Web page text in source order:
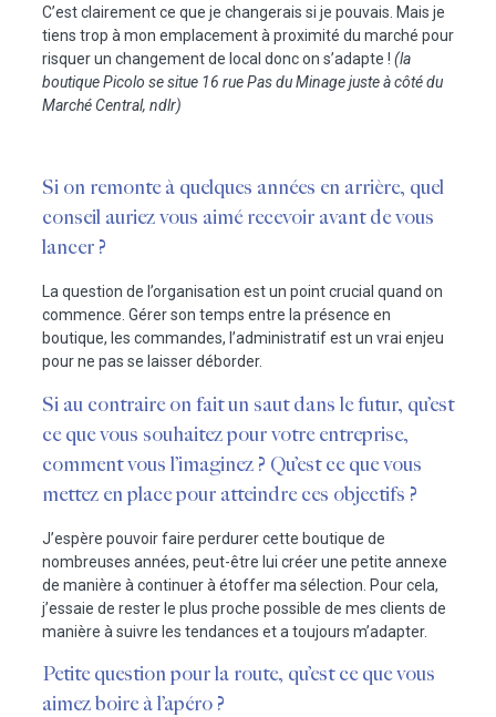
C’est clairement ce que je changerais si je pouvais. Mais je
tiens trop à mon emplacement à proximité du marché pour
risquer un changement de local donc on s’adapte ! (la
boutique Picolo se situe 16 rue Pas du Minage juste à côté du
Marché Central, ndlr)
Si on remonte à quelques années en arrière, quel
conseil auriez vous aimé recevoir avant de vous
lancer ?
La question de l’organisation est un point crucial quand on
commence. Gérer son temps entre la présence en
boutique, les commandes, l’administratif est un vrai enjeu
pour ne pas se laisser déborder.
Si au contraire on fait un saut dans le futur, qu’est
ce que vous souhaitez pour votre entreprise,
comment vous l’imaginez ? Qu’est ce que vous
mettez en place pour atteindre ces objectifs ?
J’espère pouvoir faire perdurer cette boutique de
nombreuses années, peut-être lui créer une petite annexe
de manière à continuer à étoffer ma sélection. Pour cela,
j’essaie de rester le plus proche possible de mes clients de
manière à suivre les tendances et a toujours m’adapter.
Petite question pour la route, qu’est ce que vous
aimez boire à l’apéro ?